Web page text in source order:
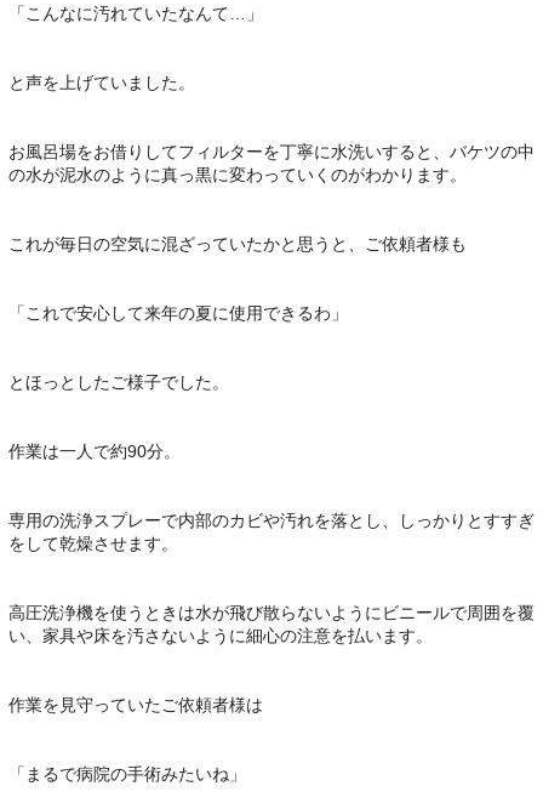
「こんなに汚れていたなんて…」
と声を上げていました。
お風呂場をお借りしてフィルターを丁寧に水洗いすると、バケツの中
の水が泥水のように真っ黒に変わっていくのがわかります。
これが毎日の空気に混ざっていたかと思うと、ご依頼者様も
「これで安心して来年の夏に使用できるわ」
とほっとしたご様子でした。
作業は一人で約90分。
専用の洗浄スプレーで内部のカビや汚れを落とし、しっかりとすすぎ
をして乾燥させます。
高圧洗浄機を使うときは水が飛び散らないようにビニールで周囲を覆
い、家具や床を汚さないように細心の注意を払います。
作業を見守っていたご依頼者様は
「まるで病院の手術みたいね」